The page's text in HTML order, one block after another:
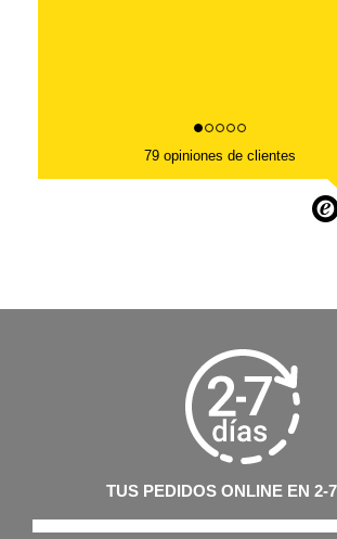
79 opiniones de clientes
TUS PEDIDOS ONLINE EN 2-